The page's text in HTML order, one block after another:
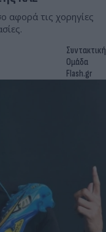
αφορά τις χορηγίες
Συντακτική
Ομάδα
Flash.gr